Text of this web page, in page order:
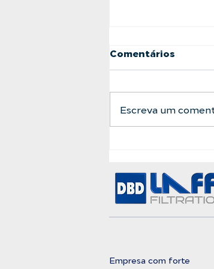
Pureza
Comentários
Escreva um
Empresa com forte